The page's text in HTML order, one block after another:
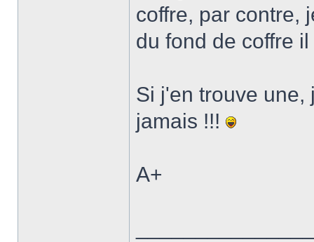
coffre, par contre,
du fond de coffre
Si j'en trouve une,
jamais !!!
A+